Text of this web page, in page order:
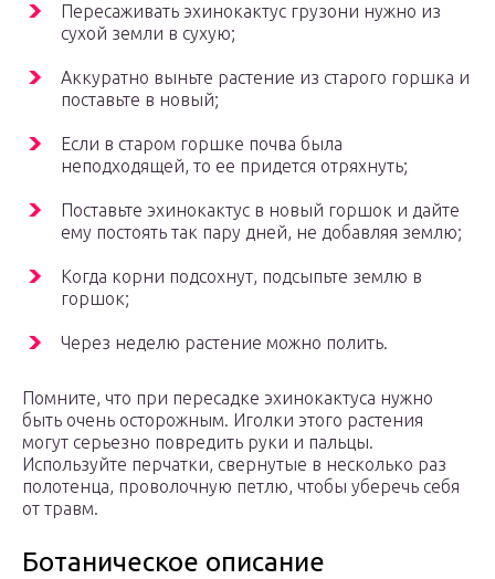
Пересаживать эхинокактус грузони нужно из
сухой земли в сухую;
Аккуратно выньте растение из старого горшка и
поставьте в новый;
Если в старом горшке почва была
неподходящей, то ее придется отряхнуть;
Поставьте эхинокактус в новый горшок и дайте
ему постоять так пару дней, не добавляя землю;
Когда корни подсохнут, подсыпьте землю в
горшок;
Через неделю растение можно полить.
Помните, что при пересадке эхинокактуса нужно
быть очень осторожным. Иголки этого растения
могут серьезно повредить руки и пальцы.
Используйте перчатки, свернутые в несколько раз
полотенца, проволочную петлю, чтобы уберечь себя
от травм.
Ботаническое описание